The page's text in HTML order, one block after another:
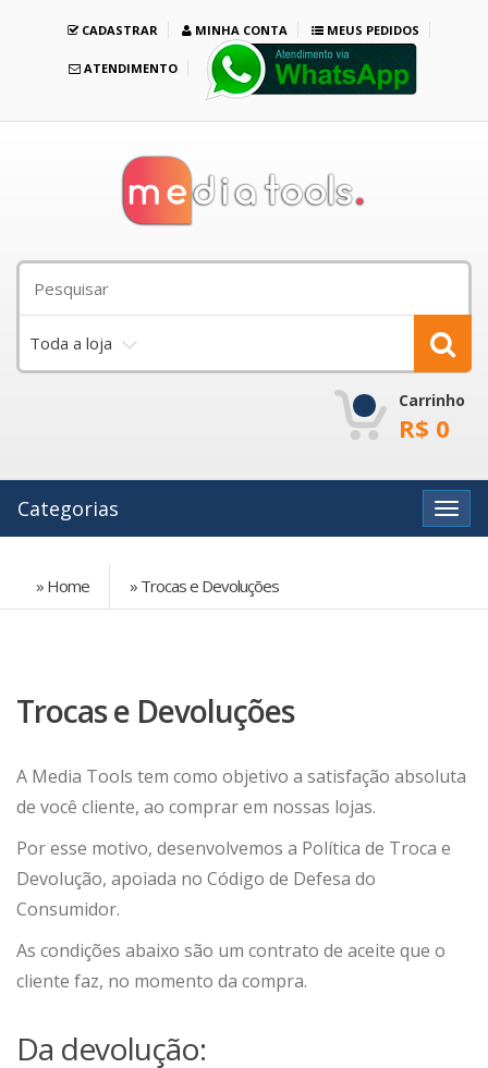
CADASTRAR MINHA CONTA MEUS PEDIDOS
ATENDIMENTO
Toda a loja
Carrinho
R$ 0
Categorias Ver
» Home » Trocas e Devoluções
Trocas e Devoluções
A Media Tools tem como objetivo a satisfação absoluta
de você cliente, ao comprar em nossas lojas.
Por esse motivo, desenvolvemos a Política de Troca e
Devolução, apoiada no Código de Defesa do
Consumidor.
As condições abaixo são um contrato de aceite que o
cliente faz, no momento da compra.
Da devolução: